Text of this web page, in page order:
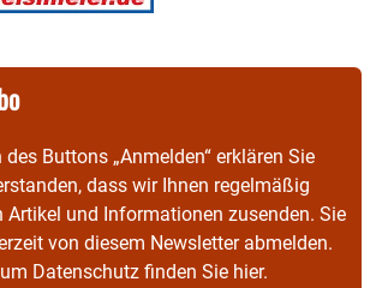
Buttons „Anmelden“ erklären Sie
dass wir Ihnen regelmäßig
Artikel und Informationen zusenden. Sie
von diesem Newsletter abmelden.
Datenschutz finden Sie hier.